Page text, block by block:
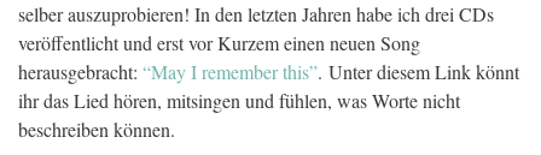
selber auszuprobieren! In den letzten Jahren habe ich drei CDs
veröffentlicht und erst vor Kurzem einen neuen Song
herausgebracht: “May I remember this”. Unter diesem Link könnt
ihr das Lied hören, mitsingen und fühlen, was Worte nicht
beschreiben können.